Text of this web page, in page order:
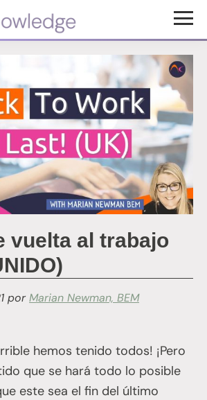
vuelta al trabajo
porMarian Newman, BEM
hemos tenido todos! ¡Pero
que se hará todo lo posible
este sea el fin del último